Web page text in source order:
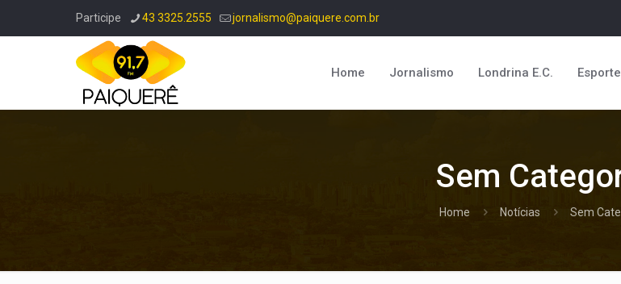
Participe 43 3325.2555 jornalismo@paiquere.com.br
Home Jornalismo Londrina E.C.
Sem
Home Notícias Sem